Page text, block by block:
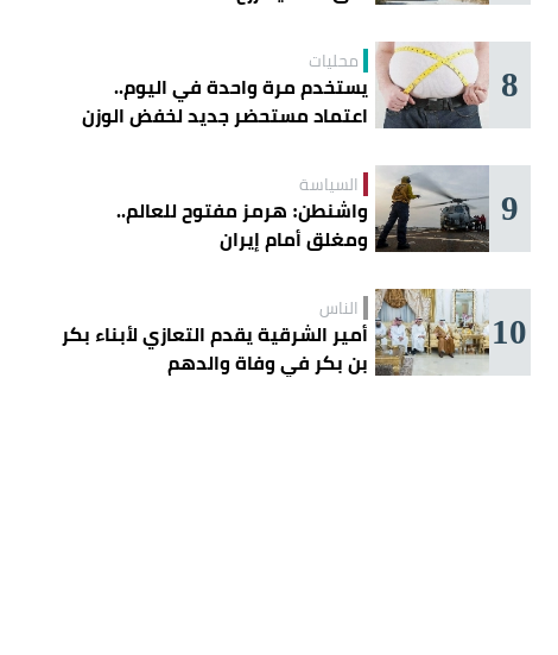
8 محليات
يستخدم مرة واحدة في اليوم..
اعتماد مستحضر جديد لخفض الوزن
9 السياسة
واشنطن: هرمز مفتوح للعالم..
ومغلق أمام إيران
10 الناس
أمير الشرقية يقدم التعازي لأبناء بكر
بن بكر في وفاة والدهم